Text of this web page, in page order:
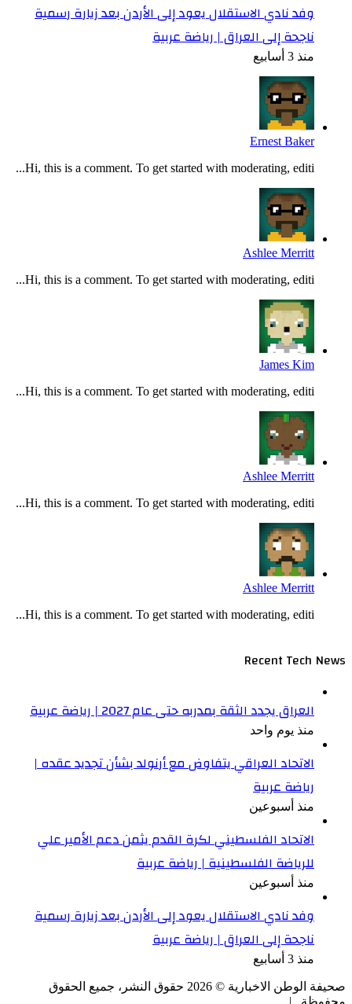
وفد نادي الاستقلال يعود إلى الأردن بعد زيارة رسمية
ناجحة إلى العراق | رياضة عربية
منذ 3 أسابيع
Ernest Baker
Hi, this is a comment. To get started with moderating, editi...
Ashlee Merritt
Hi, this is a comment. To get started with moderating, editi...
James Kim
Hi, this is a comment. To get started with moderating, editi...
Ashlee Merritt
Hi, this is a comment. To get started with moderating, editi...
Ashlee Merritt
Hi, this is a comment. To get started with moderating, editi...
Recent Tech News
العراق يجدد الثقة بمدربه حتى عام 2027 | رياضة عربية
منذ يوم واحد
الاتحاد العراقي يتفاوض مع أرنولد بشأن تجديد عقده |
رياضة عربية
منذ أسبوعين
الاتحاد الفلسطيني لكرة القدم يثمن دعم الأمير علي
للرياضة الفلسطينية | رياضة عربية
منذ أسبوعين
وفد نادي الاستقلال يعود إلى الأردن بعد زيارة رسمية
ناجحة إلى العراق | رياضة عربية
منذ 3 أسابيع
صحيفة الوطن الاخبارية © 2026 حقوق النشر، جميع الحقوق
محفوظة |